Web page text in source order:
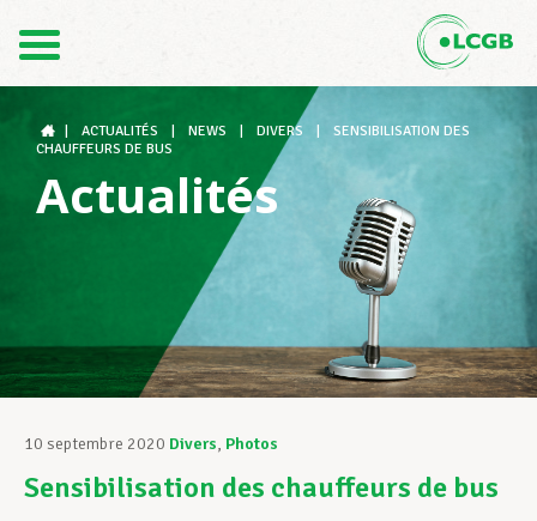
DE
Le LCGB
Structures syndicales
Assistance au Travail
Vos droits
ACTUALITÉS NEWS DIVERS
SENSIBILISATION DES
CHAUFFEURS DE BUS
Actualités
10 septembre 2020 Divers, Photos
Sensibilisation des chauffeurs de bus